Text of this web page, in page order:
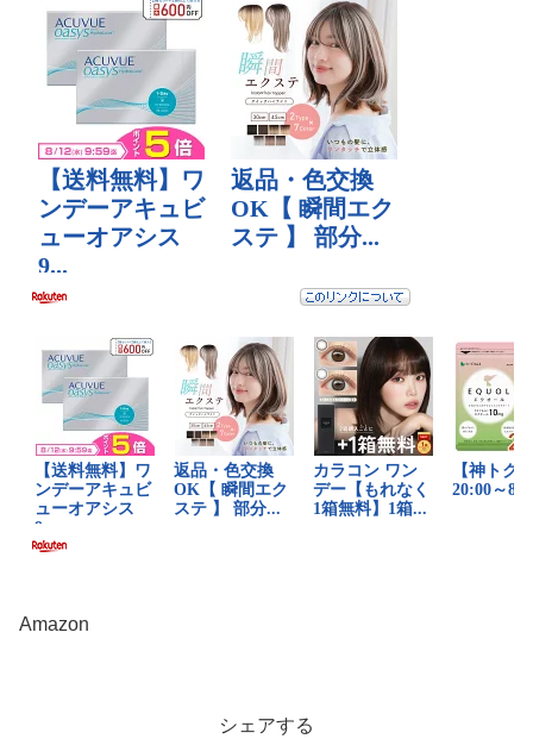
Amazon
シェアする